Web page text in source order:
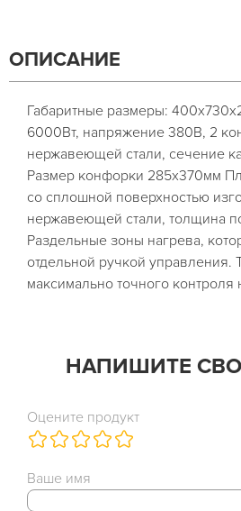
ОПИСАНИЕ
Габаритные размеры:
6000Вт, напряжение 380В, 2
нержавеющей стали, сечение
Размер конфорки 285x370мм
со сплошной поверхностью
нержавеющей стали, толщина
Раздельные зоны нагрева,
отдельной ручкой управления.
максимально точного контроля
НАПИШИТЕ
Оцените продукт
Ваше имя